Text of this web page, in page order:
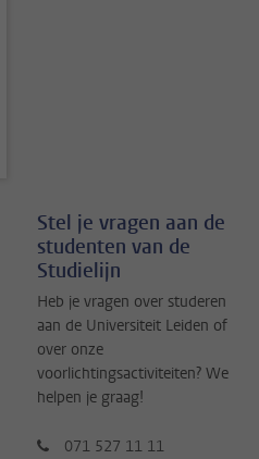
Stel je vragen aan de
studenten van de
Studielijn
Heb je vragen over studeren
aan de Universiteit Leiden of
over onze
voorlichtingsactiviteiten? We
helpen je graag!
071 527 11 11